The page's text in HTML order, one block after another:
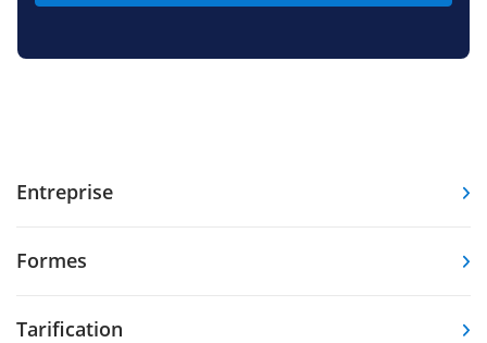
Entreprise
Formes
Tarification